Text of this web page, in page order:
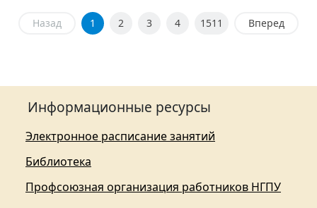
Назад 1 2 3 4 1511 Вперед
Информационные ресурсы
Электронное расписание занятий
Библиотека
Профсоюзная организация работников НГПУ